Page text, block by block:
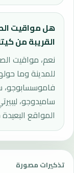
هل مواقيت
القريبة من
نعم، مواقيت
للمدينة وما
فاموسسابوجو،
ساميدوجو،
المواقع
تذكيرات مصورة